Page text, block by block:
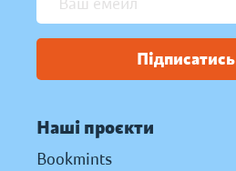
Підписатись
Наші проєкти
Bookmints